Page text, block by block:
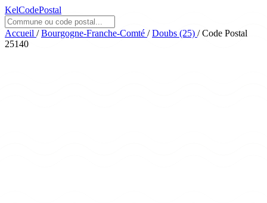
KelCodePostal
Accueil / Bourgogne-Franche-Comté / Doubs (25) / Code Postal
25140